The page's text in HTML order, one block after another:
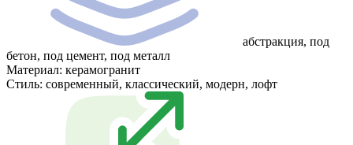
абстракция, под
бетон, под цемент, под металл
Материал: керамогранит
Стиль: современный, классический, модерн, лофт